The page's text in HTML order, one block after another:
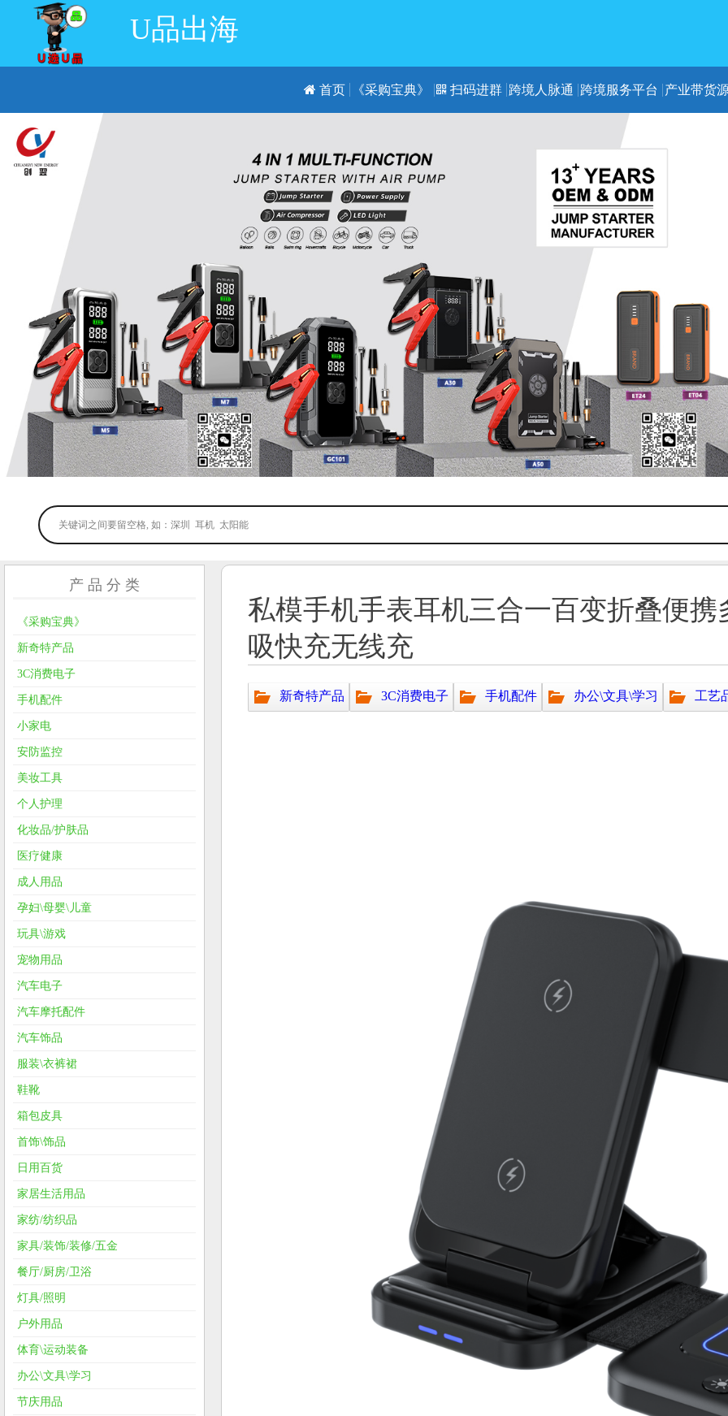
U品出海
首页 《采购宝典》 扫码进群 跨境人脉通 跨境服务平台 产业带货
私模手机手表耳机三合一百变折叠便
吸快充无线充
新奇特产品 3C消费电子 手机配件 办公\文具\学习 工艺
产 品 分 类
《采购宝典》
新奇特产品
3C消费电子
手机配件
小家电
安防监控
美妆工具
个人护理
化妆品/护肤品
医疗健康
成人用品
孕妇\母婴\儿童
玩具\游戏
宠物用品
汽车电子
汽车摩托配件
汽车饰品
服装\衣裤裙
鞋靴
箱包皮具
首饰\饰品
日用百货
家居生活用品
家纺/纺织品
家具/装饰/装修/五金
餐厅/厨房/卫浴
灯具/照明
户外用品
体育\运动装备
办公\文具\学习
节庆用品